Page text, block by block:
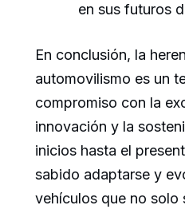
en sus futuros
En conclusión, la
automovilismo es un
compromiso con la
innovación y la
inicios hasta el
sabido adaptarse y
vehículos que no solo